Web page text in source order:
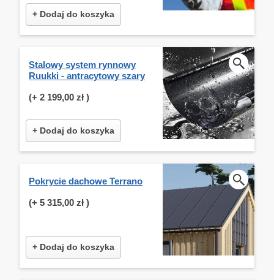
+ Dodaj do koszyka
Stalowy system rynnowy
Ruukki - antracytowy szary
(+ 2 199,00 zł )
+ Dodaj do koszyka
Pokrycie dachowe Terrano
(+ 5 315,00 zł )
+ Dodaj do koszyka